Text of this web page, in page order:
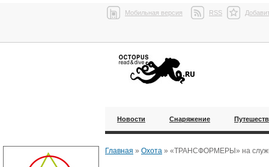
Мобильная версия RSS
Новости Снаряжение
Главная » Охота » «ТРАНСФОРМЕРЫ» на